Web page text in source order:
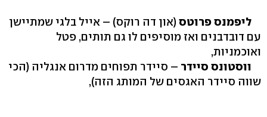
ליפמנס פרוטס (און דה רוקס) – אייל בלגי שמתיישן
עם דובדבנים ואז מוסיפים לו גם תותים, פטל
ואוכמניות,
ווסטונס סיידר – סיידר תפוחים מדרום אנגליה (הכי
שווה סיידר האגסים של המותג הזה),